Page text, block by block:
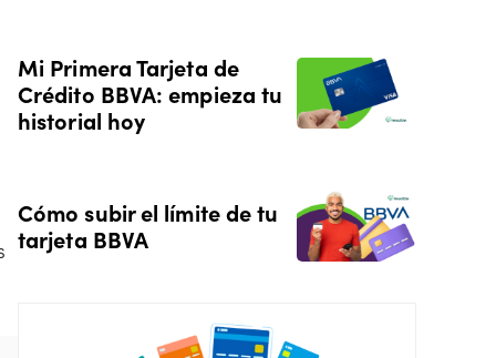
Mi Primera Tarjeta de
Crédito BBVA: empieza tu
historial hoy
Cómo subir el límite de tu
tarjeta BBVA